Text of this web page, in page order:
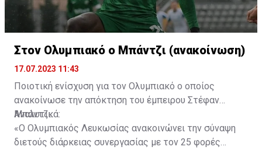
Στον Ολυμπιακό ο Μπάντζι (ανακοίνωση)
17.07.2023 11:43
Ποιοτική ενίσχυση για τον Ολυμπιακό ο οποίος
ανακοίνωσε την απόκτηση του έμπειρου Στέφαν
Μπάντζι.
Αναλυτικά:
«Ο Ολυμπιακός Λευκωσίας ανακοινώνει την σύναψη
διετούς διάρκειας συνεργασίας με τον 25 φορές